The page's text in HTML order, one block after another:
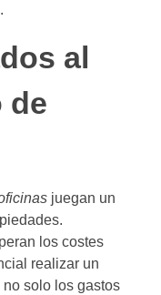
al
de
juegan un
los costes
realizar un
solo los gastos